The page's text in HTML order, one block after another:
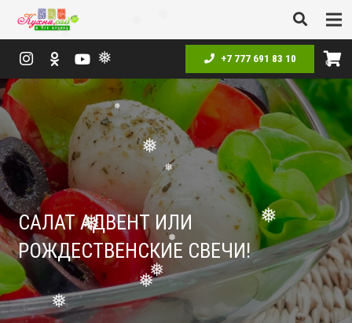
❅
❅
❅
❅
❅
❅
❅
❅
+7 777 691 83 10
САЛАТ АДВЕНТ ИЛИ
РОЖДЕСТВЕНСКИЕ СВЕЧИ!